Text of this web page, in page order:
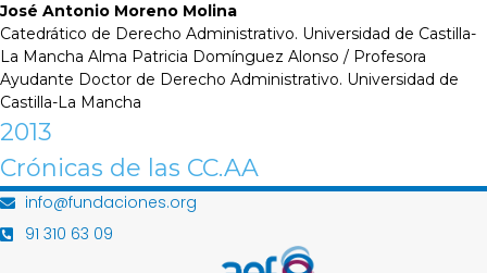
José Antonio Moreno Molina
Catedrático de Derecho Administrativo. Universidad de Castilla-
La Mancha Alma Patricia Domínguez Alonso / Profesora
Ayudante Doctor de Derecho Administrativo. Universidad de
Castilla-La Mancha
2013
Crónicas de las CC.AA
info@fundaciones.org
91 310 63 09